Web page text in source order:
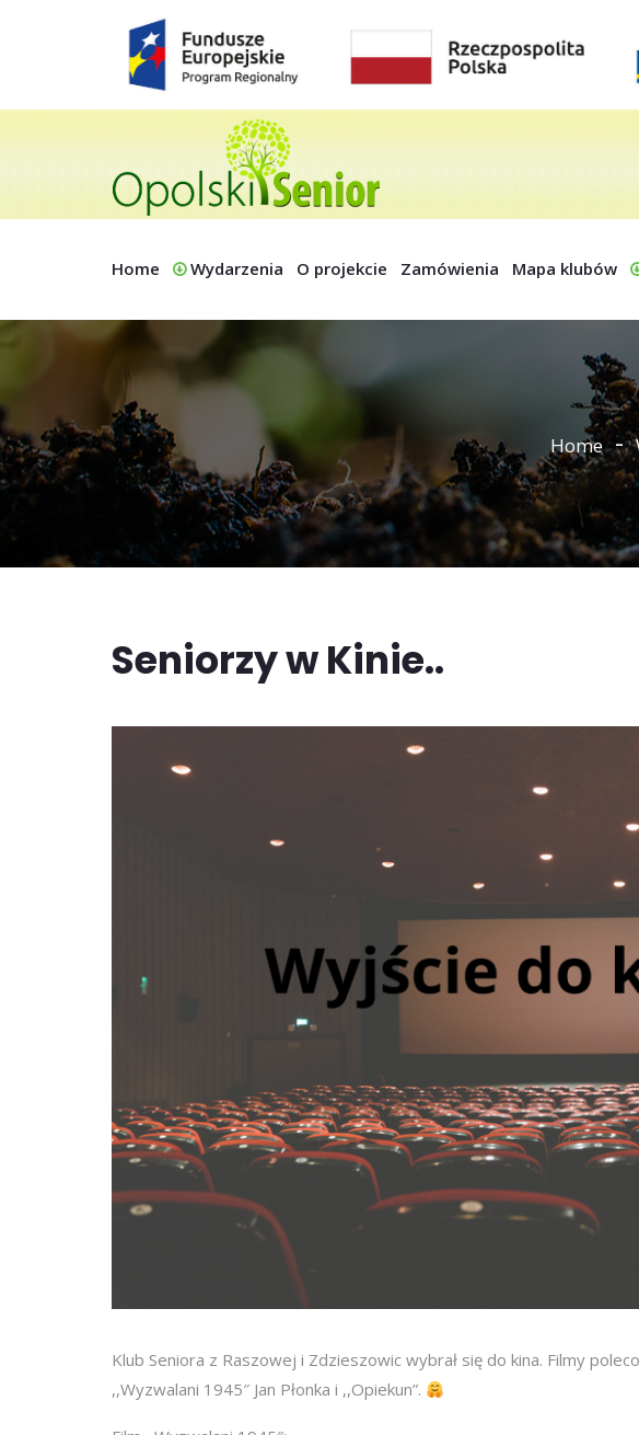
Home Wydarzenia O projekcie Zamówienia Mapa klubów
Home
Seniorzy w Kinie..
Klub Seniora z Raszowej i Zdzieszowic wybrał się do kina. Filmy
,,Wyzwalani 1945″ Jan Płonka i ,,Opiekun”.